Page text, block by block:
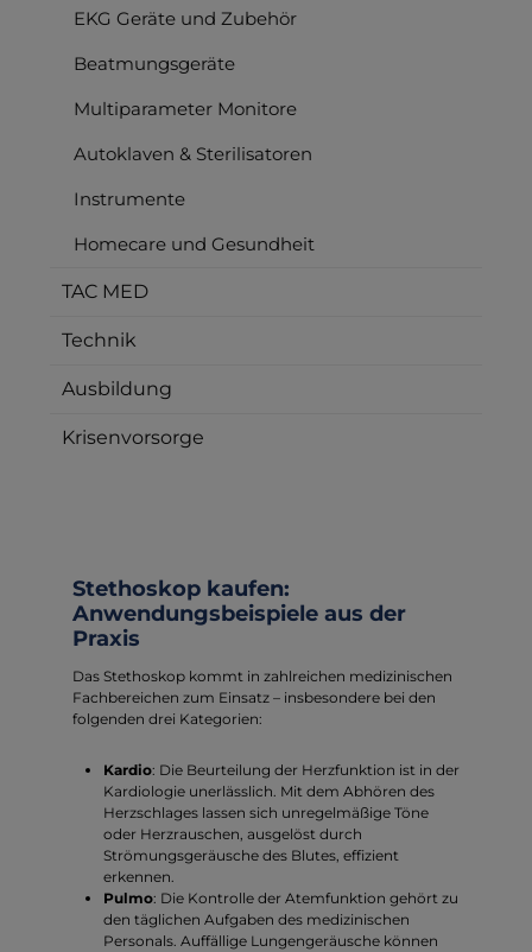
EKG Geräte und Zubehör
Beatmungsgeräte
Multiparameter Monitore
Autoklaven & Sterilisatoren
Instrumente
Homecare und Gesundheit
TAC MED
Technik
Ausbildung
Krisenvorsorge
Stethoskop kaufen:
Anwendungsbeispiele aus der
Praxis
Das Stethoskop kommt in zahlreichen medizinischen
Fachbereichen zum Einsatz – insbesondere bei den
folgenden drei Kategorien:
Kardio: Die Beurteilung der Herzfunktion ist in der
Kardiologie unerlässlich. Mit dem Abhören des
Herzschlages lassen sich unregelmäßige Töne
oder Herzrauschen, ausgelöst durch
Strömungsgeräusche des Blutes, effizient
erkennen.
Pulmo: Die Kontrolle der Atemfunktion gehört zu
den täglichen Aufgaben des medizinischen
Personals. Auffällige Lungengeräusche können